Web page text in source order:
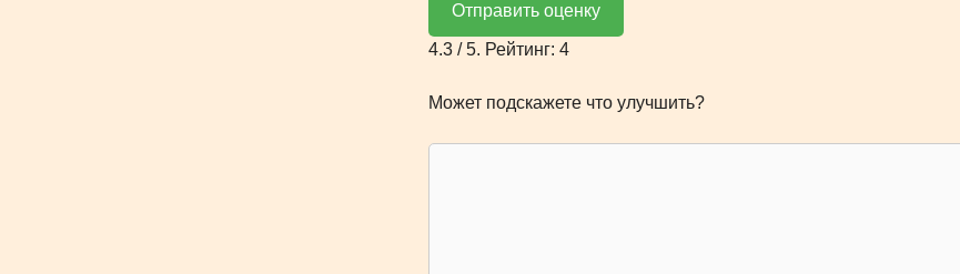
Отправить оценку
4.3 / 5. Рейтинг: 4
Может подскажете что улучшить?